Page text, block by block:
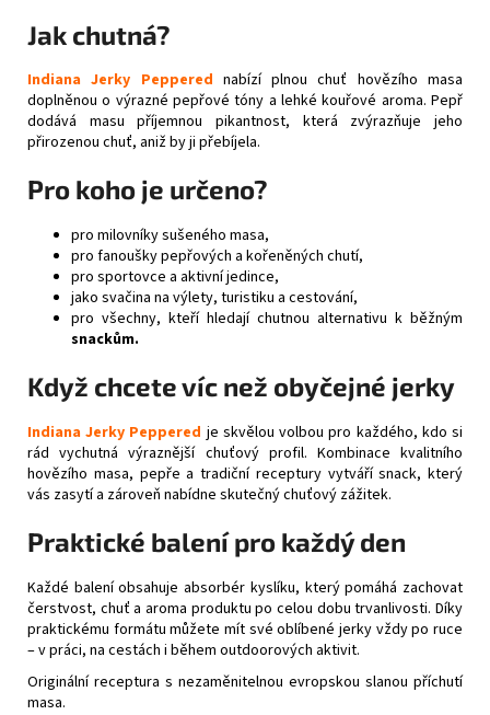
Jak chutná?
Indiana Jerky Peppered nabízí plnou chuť hovězího masa
doplněnou o výrazné pepřové tóny a lehké kouřové aroma. Pepř
dodává masu příjemnou pikantnost, která zvýrazňuje jeho
přirozenou chuť, aniž by ji přebíjela.
Pro koho je určeno?
pro milovníky sušeného masa,
pro fanoušky pepřových a kořeněných chutí,
pro sportovce a aktivní jedince,
jako svačina na výlety, turistiku a cestování,
pro všechny, kteří hledají chutnou alternativu k běžným
snackům.
Když chcete víc než obyčejné jerky
Indiana Jerky Peppered je skvělou volbou pro každého, kdo si
rád vychutná výraznější chuťový profil. Kombinace kvalitního
hovězího masa, pepře a tradiční receptury vytváří snack, který
vás zasytí a zároveň nabídne skutečný chuťový zážitek.
Praktické balení pro každý den
Každé balení obsahuje absorbér kyslíku, který pomáhá zachovat
čerstvost, chuť a aroma produktu po celou dobu trvanlivosti. Díky
praktickému formátu můžete mít své oblíbené jerky vždy po ruce
– v práci, na cestách i během outdoorových aktivit.
Originální receptura s nezaměnitelnou evropskou slanou příchutí
masa.